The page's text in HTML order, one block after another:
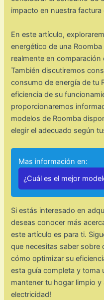
impacto en nuestra factura
En este artículo,
energético de una
realmente en
También discutiremos
consumo de energía de tu
eficiencia de su
proporcionaremos
modelos de Roomba
elegir el adecuado según
Mas información en:
¿Cuál es el mejor
Si estás interesado en
deseas conocer más
este artículo es para ti.
que necesitas saber sobre
cómo optimizar su
esta guía completa y toma
mantener tu hogar limpio
electricidad!